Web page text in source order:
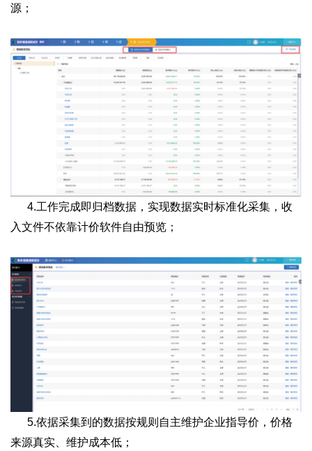
源；
4.工作完成即归档数据，实现数据实时标准化采集，收
入文件不依靠计价软件自由预览；
5.依据采集到的数据按规则自主维护企业指导价，价格
来源真实、维护成本低；